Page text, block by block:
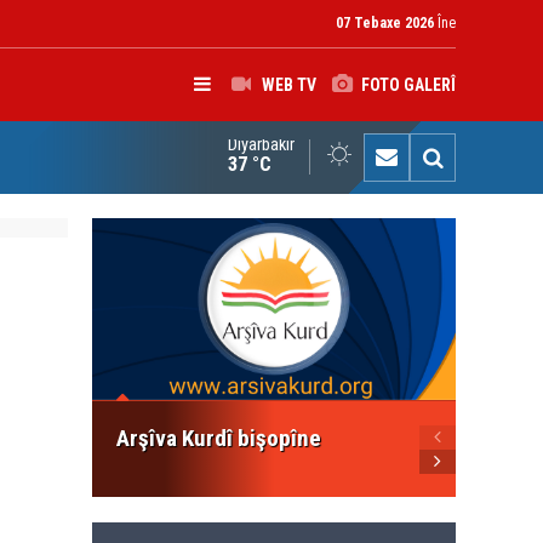
07 Tebaxe 2026 Îne
WEB TV FOTO GALERÎ
Barzanî: Divê çek tenê di destê dewletê de bin
Diyarbakır
37 °C
Arşîva Kurdî bişopîne